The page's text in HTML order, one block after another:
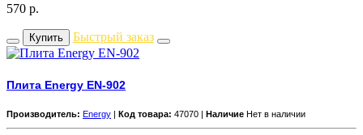
570 р.
Купить Быстрый заказ
Плита Energy EN-902
Производитель: Energy | Код товара: 47070 | Наличие Нет в наличии